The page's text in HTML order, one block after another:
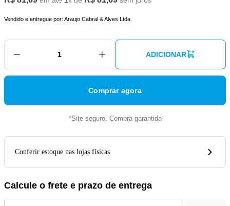
Vendido e entregue por: Araujo Cabral & Alves Ltda.
ADICIONAR
Comprar agora
*Site seguro. Compra garantida
Conferir estoque nas lojas físicas
Calcule o frete e prazo de entrega